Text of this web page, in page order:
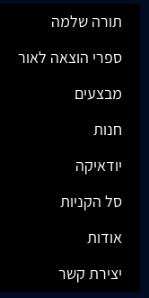
תורה שלמה
ספרי הוצאה לאור
מבצעים
חנות
יודאיקה
סל הקניות
אודות
יצירת קשר